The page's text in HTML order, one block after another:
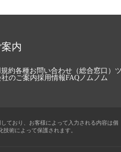
内
約各種お問い合わせ（総合窓口）
のご案内採用情報FAQノムノム
ており、お客様によって入力される内容は個
術によって保護されます。